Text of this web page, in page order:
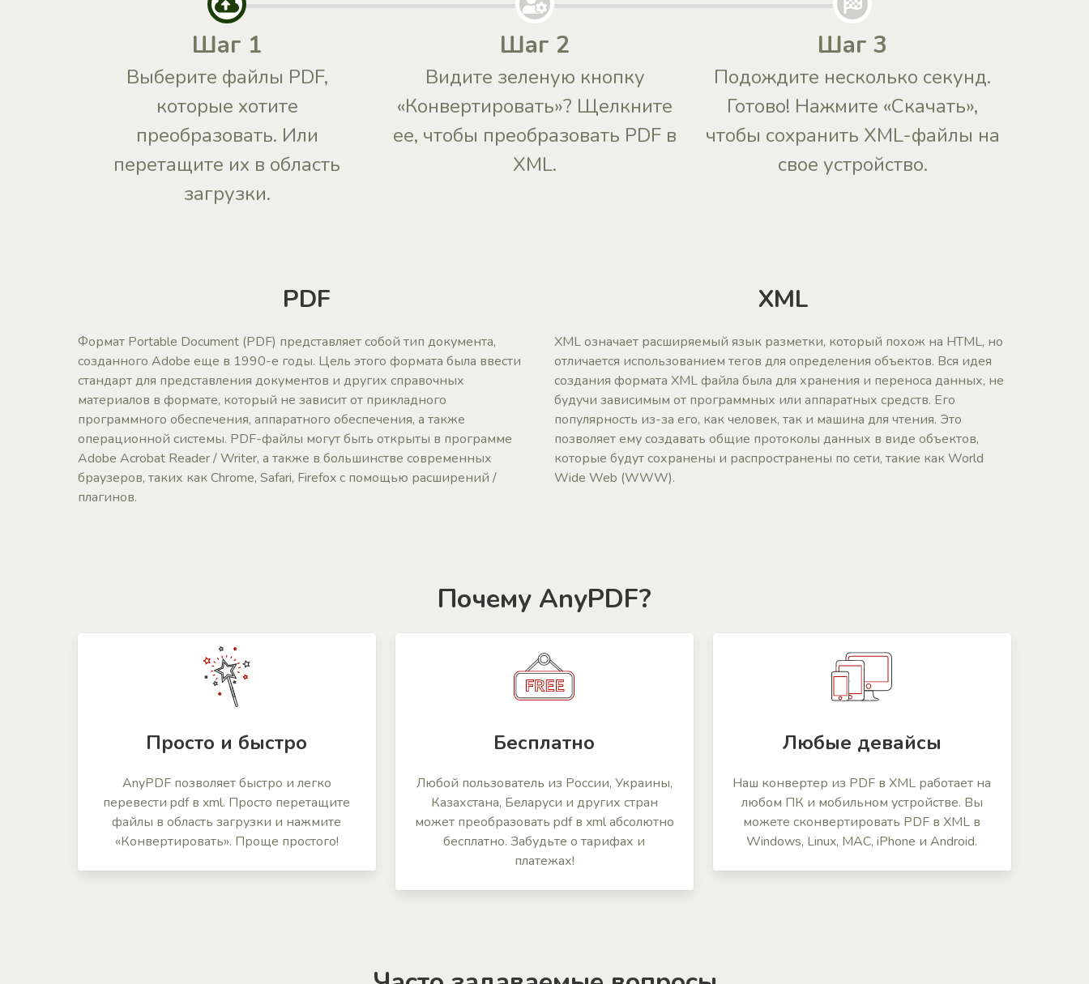
Шаг 1
Выберите файлы PDF,
которые хотите
преобразовать. Или
перетащите их в область
загрузки.
Шаг 2
Видите зеленую кнопку
«Конвертировать»? Щелкните
ее, чтобы преобразовать PDF в
XML.
Шаг 3
Подождите несколько секунд.
Готово! Нажмите «Скачать»,
чтобы сохранить XML-файлы на
свое устройство.
PDF
Формат Portable Document (PDF) представляет собой тип документа,
созданного Adobe еще в 1990-е годы. Цель этого формата была ввести
стандарт для представления документов и других справочных
материалов в формате, который не зависит от прикладного
программного обеспечения, аппаратного обеспечения, а также
операционной системы. PDF-файлы могут быть открыты в программе
Adobe Acrobat Reader / Writer, а также в большинстве современных
браузеров, таких как Chrome, Safari, Firefox с помощью расширений /
плагинов.
XML
XML означает расширяемый язык разметки, который похож на HTML, но
отличается использованием тегов для определения объектов. Вся идея
создания формата XML файла была для хранения и переноса данных, не
будучи зависимым от программных или аппаратных средств. Его
популярность из-за его, как человек, так и машина для чтения. Это
позволяет ему создавать общие протоколы данных в виде объектов,
которые будут сохранены и распространены по сети, такие как World
Wide Web (WWW).
Почему AnyPDF?
Просто и быстро
AnyPDF позволяет быстро и легко
перевести pdf в xml. Просто перетащите
файлы в область загрузки и нажмите
«Конвертировать». Проще простого!
Бесплатно
Любой пользователь из России, Украины,
Казахстана, Беларуси и других стран
может преобразовать pdf в xml абсолютно
бесплатно. Забудьте о тарифах и
платежах!
Любые девайсы
Наш конвертер из PDF в XML работает на
любом ПК и мобильном устройстве. Вы
можете сконвертировать PDF в XML в
Windows, Linux, MAC, iPhone и Android.